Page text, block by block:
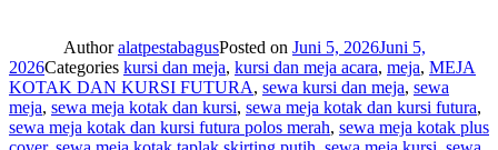
AuthoralatpestabagusPosted on Juni 5, 2026Juni 5,
2026Categories kursi dan meja, kursi dan meja acara, meja, MEJA
KOTAK DAN KURSI FUTURA, sewa kursi dan meja, sewa
meja, sewa meja kotak dan kursi, sewa meja kotak dan kursi futura,
sewa meja kotak dan kursi futura polos merah, sewa meja kotak plus